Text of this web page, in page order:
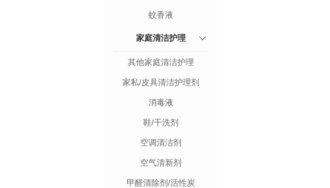
蚊香液
家庭清洁护理
其他家庭清洁护理
家私/皮具清洁护理剂
消毒液
鞋/干洗剂
空调清洁剂
空气清新剂
甲醛清除剂/活性炭